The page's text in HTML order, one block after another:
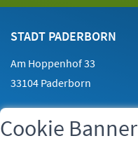
STADT PADERBORN
Am Hoppenhof 33
33104 Paderborn
Telefon:05251 88-0
Cookie Banner